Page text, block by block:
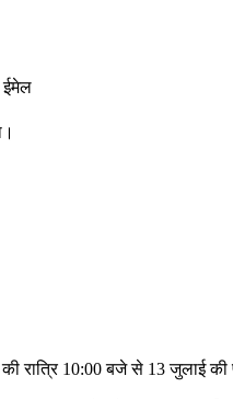
रात्रि 10:00 बजे से 13 जुलाई